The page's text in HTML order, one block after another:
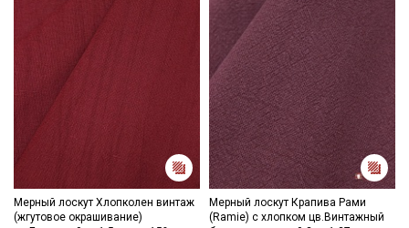
Мерный лоскут Хлопколен винтаж
(жгутовое окрашивание)
Мерный лоскут Крапива Рами
(Ramie) с хлопком цв.Винтажный